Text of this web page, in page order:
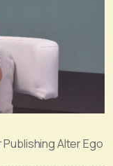
Alter Ego